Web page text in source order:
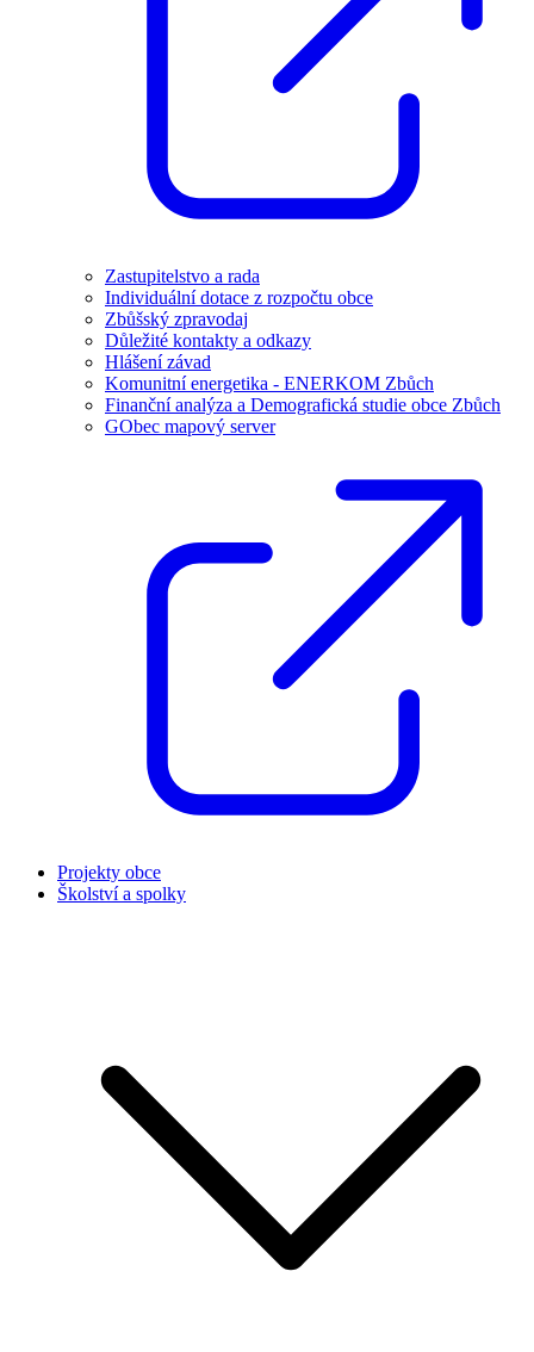
Zastupitelstvo a rada
Individuální dotace z rozpočtu obce
Zbůšský zpravodaj
Důležité kontakty a odkazy
Hlášení závad
Komunitní energetika - ENERKOM Zbůch
Finanční analýza a Demografická studie obce Zbůch
GObec mapový server
Projekty obce
Školství a spolky